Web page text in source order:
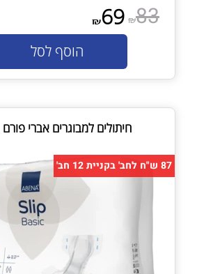
₪83
₪69
הוסף לסל
חיתולים למבוגרים אברי פורם M3
87 ש"ח לחב' בקניית 12 חב'